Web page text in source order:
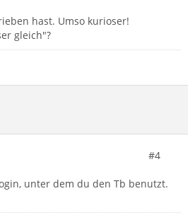
hast. Umso kurioser!
gleich"?
#4
unter dem du den Tb benutzt.